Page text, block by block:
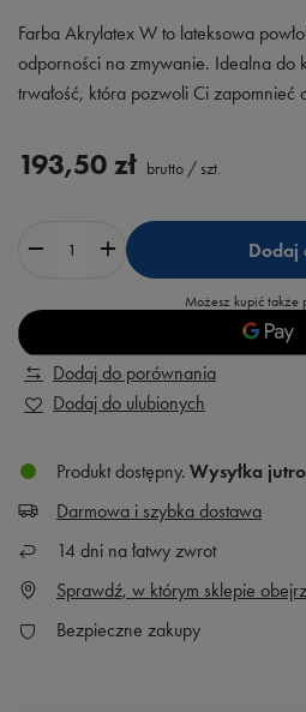
Farba Akrylatex W to lateksowa
odporności na zmywanie. Idealna do
trwałość, która pozwoli Ci
193,50 zł brutto / szt.
Dodaj
Możesz kupić także
Dodaj do porównania
Dodaj do ulubionych
Produkt dostępny Wysyłka jutro
Darmowa i szybka dostawa
14 dni na łatwy zwrot
Sprawdź, w którym sklepie
Bezpieczne zakupy